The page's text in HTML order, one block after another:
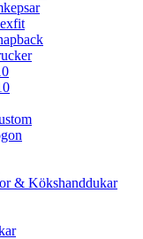
& Kökshanddukar